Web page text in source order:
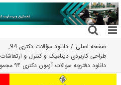
رفتن
به
محتوا
صفحه اصلی دانلود سؤالات دکتری 94
,
طراحی کاربردی دینامیک و کنترل و ارتعاشات
دانلود دفترچه سوالات آزمون دکتری ۹۴ مجموعه مهندسی مکانیک (۳) کد۲۳۲۳